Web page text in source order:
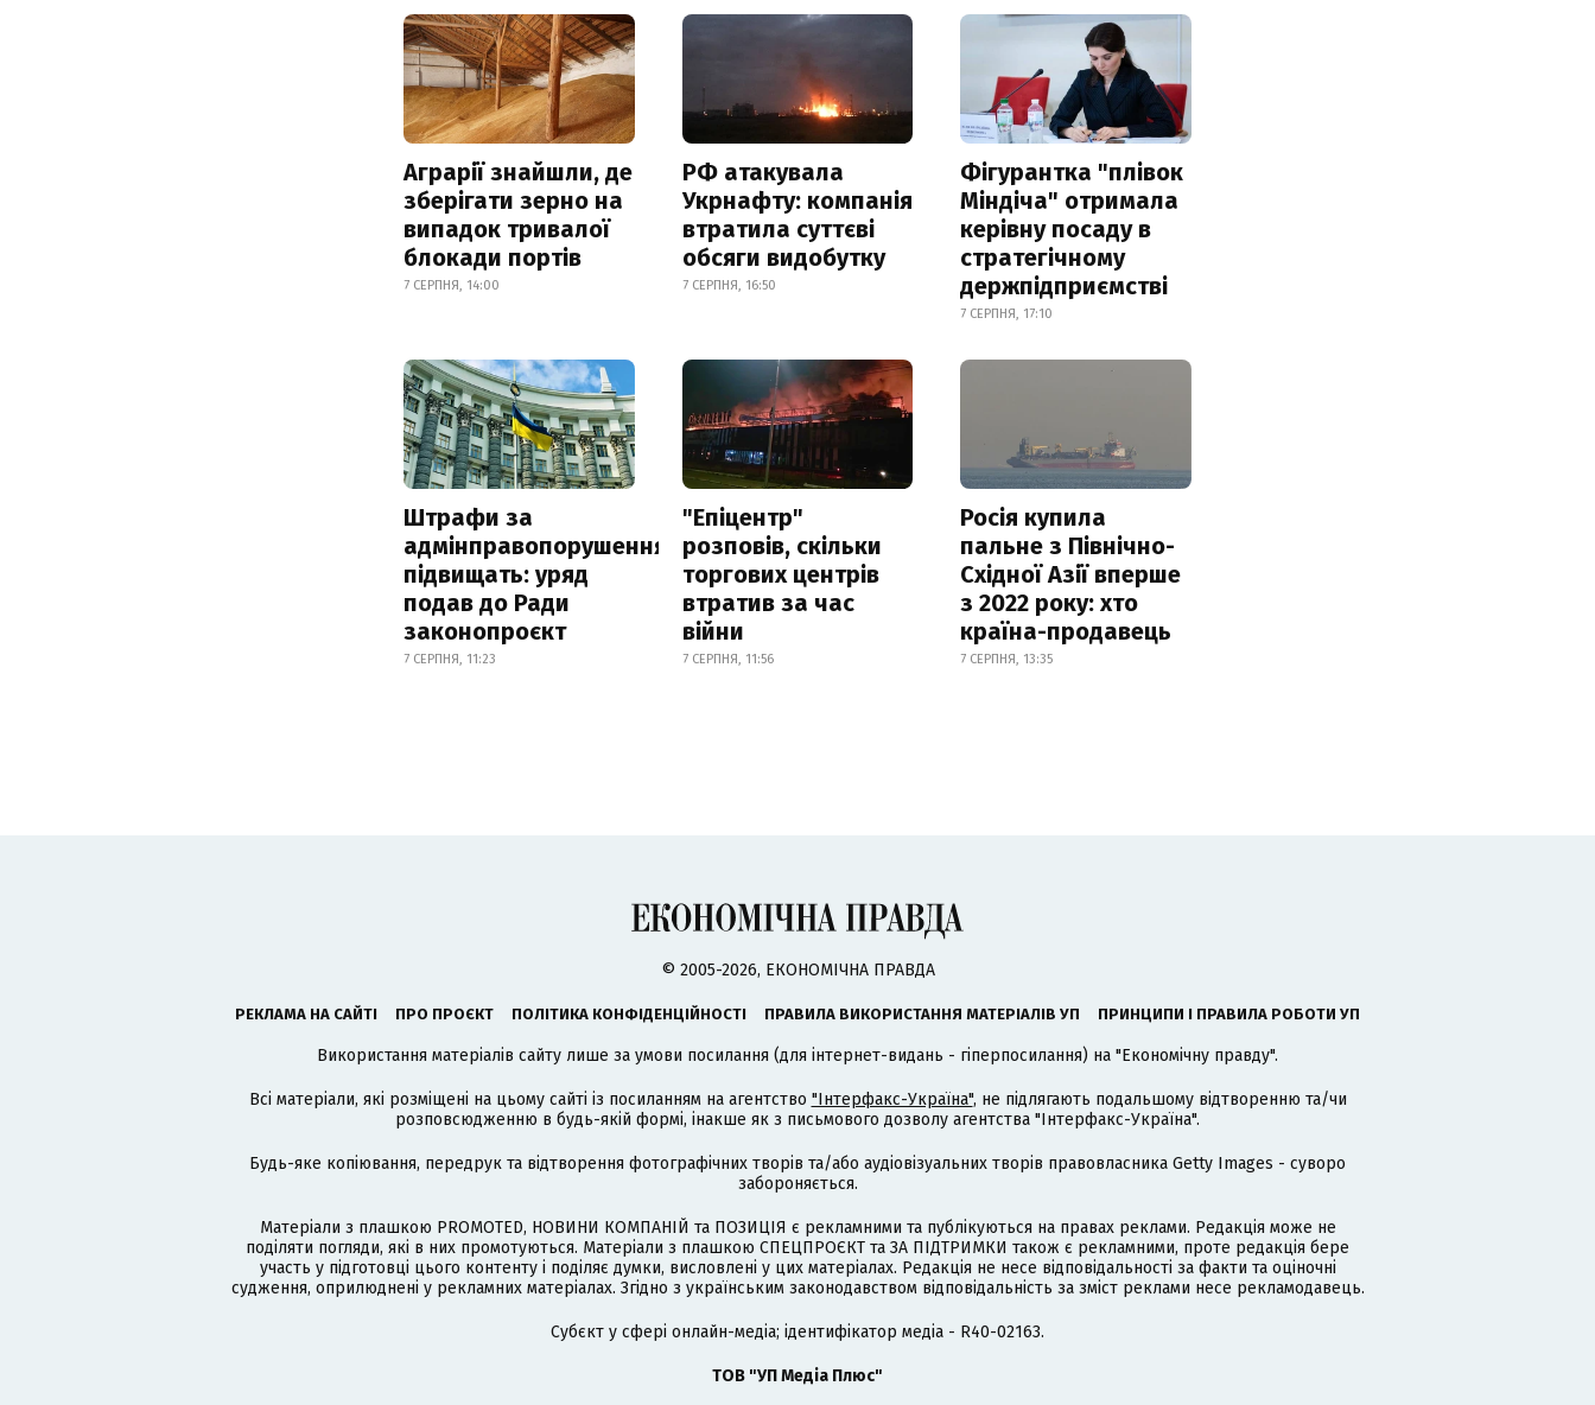
Аграрії знайшли, де
зберігати зерно на
випадок тривалої
блокади портів
7 СЕРПНЯ, 14:00
РФ атакувала
Укрнафту: компанія
втратила суттєві
обсяги видобутку
7 СЕРПНЯ, 16:50
Фігурантка "плівок
Міндіча" отримала
керівну посаду в
стратегічному
держпідприємстві
7 СЕРПНЯ, 17:10
Штрафи за
адмінправопорушення
підвищать: уряд
подав до Ради
законопроєкт
7 СЕРПНЯ, 11:23
"Епіцентр"
розповів, скільки
торгових центрів
втратив за час
війни
7 СЕРПНЯ, 11:56
Росія купила
пальне з Північно-
Східної Азії вперше
з 2022 року: хто
країна-продавець
7 СЕРПНЯ, 13:35
© 2005-2026, ЕКОНОМІЧНА ПРАВДА
РЕКЛАМА НА САЙТІ ПРО ПРОЄКТ ПОЛІТИКА КОНФІДЕНЦІЙНОСТІ ПРАВИЛА ВИКОРИСТАННЯ МАТЕРІАЛІВ УП ПРИНЦИПИ І ПРАВИЛА РОБОТИ УП
Використання матеріалів сайту лише за умови посилання (для інтернет-видань - гіперпосилання) на "Економічну правду".
Всі матеріали, які розміщені на цьому сайті із посиланням на агентство "Інтерфакс-Україна", не підлягають подальшому відтворенню та/чи
розповсюдженню в будь-якій формі, інакше як з письмового дозволу агентства "Інтерфакс-Україна".
Будь-яке копіювання, передрук та відтворення фотографічних творів та/або аудіовізуальних творів правовласника Getty Images - суворо
забороняється.
Матеріали з плашкою PROMOTED, НОВИНИ КОМПАНІЙ та ПОЗИЦІЯ є рекламними та публікуються на правах реклами. Редакція може не
поділяти погляди, які в них промотуються. Матеріали з плашкою СПЕЦПРОЄКТ та ЗА ПІДТРИМКИ також є рекламними, проте редакція бере
участь у підготовці цього контенту і поділяє думки, висловлені у цих матеріалах. Редакція не несе відповідальності за факти та оціночні
судження, оприлюднені у рекламних матеріалах. Згідно з українським законодавством відповідальність за зміст реклами несе рекламодавець.
Cубєкт у сфері онлайн-медіа; ідентифікатор медіа - R40-02163.
ТОВ "УП Медіа Плюс"